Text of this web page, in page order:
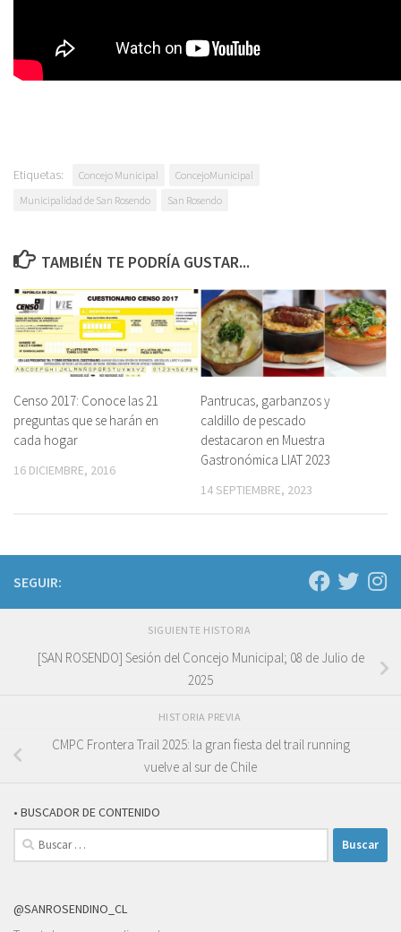
Etiquetas: Concejo Municipal
ConcejoMunicipal
Municipalidad de San Rosendo
San Rosendo
TAMBIÉN TE PODRÍA GUSTAR...
Censo 2017: Conoce las 21
preguntas que se harán en
cada hogar
16 DICIEMBRE, 2016
Pantrucas, garbanzos y
caldillo de pescado
destacaron en Muestra
Gastronómica LIAT 2023
14 SEPTIEMBRE, 2023
SEGUIR:
SIGUIENTE HISTORIA
[SAN ROSENDO] Sesión del Concejo Municipal; 08 de Julio de
2025
HISTORIA PREVIA
CMPC Frontera Trail 2025: la gran fiesta del trail running
vuelve al sur de Chile
• BUSCADOR DE CONTENIDO
Buscar:
@SANROSENDINO_CL